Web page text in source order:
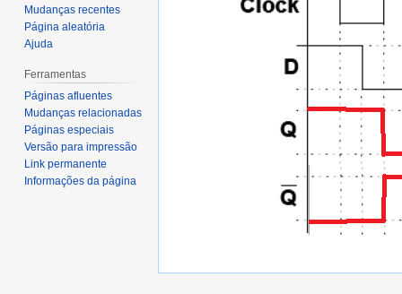
Mudanças recentes
Página aleatória
Ajuda
Ferramentas
Páginas afluentes
Mudanças relacionadas
Páginas especiais
Versão para impressão
Link permanente
Informações da página